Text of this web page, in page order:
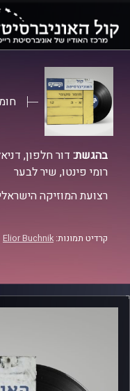
הראשי
הראשי
בהגשת: דור חלפון,
רומי פינטו, שיר לבער
רצועת המוזיקה
קרדיט תמונות: Elior Buchnik